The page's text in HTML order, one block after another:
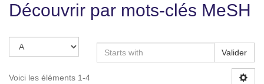
Découvrir par mots-clés MeSH
Valider
Voici les éléments 1-4